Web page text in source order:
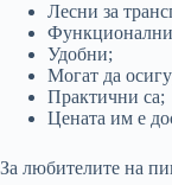
Лесни за
Удобни;
Могат да
Практични са;
Цената им е
За любителите на